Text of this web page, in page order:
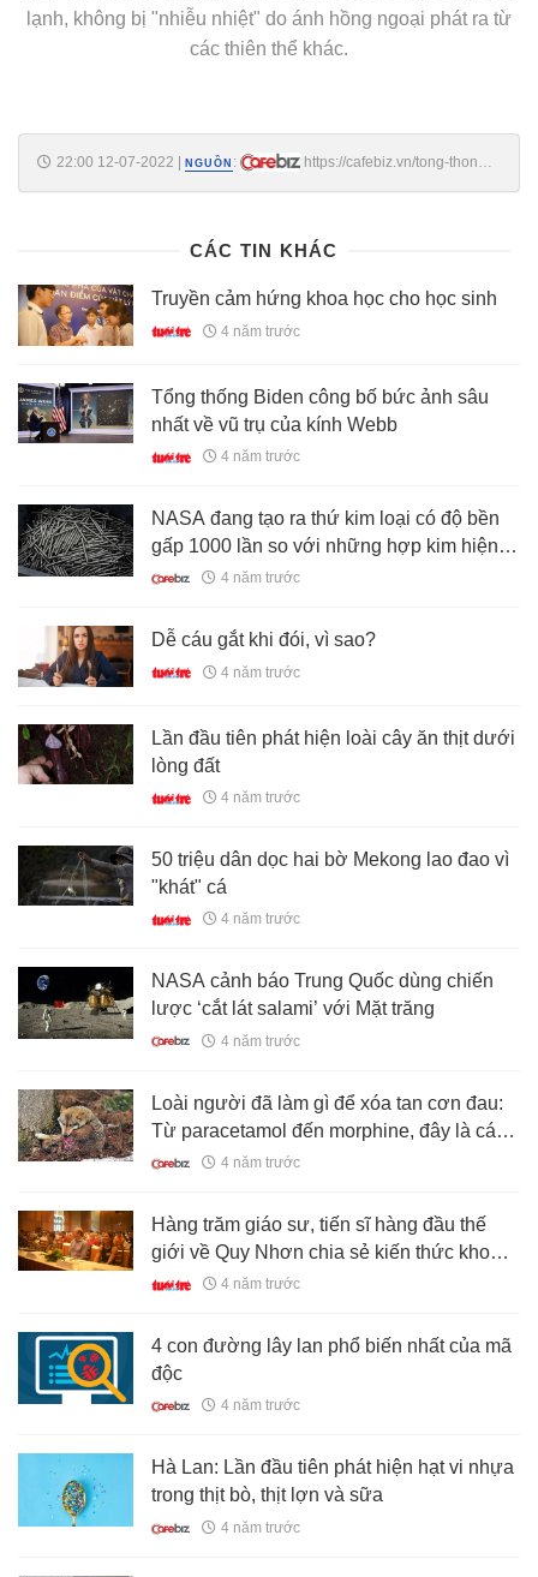
lạnh, không bị "nhiễu nhiệt" do ánh hồng ngoại phát ra từ
các thiên thể khác.
22:00 12-07-2022 | NGUỒN :
https://cafebiz.vn/tong-thong-
CÁC TIN KHÁC
Truyền cảm hứng khoa học cho học sinh
4 năm trước
Tổng thống Biden công bố bức ảnh sâu
nhất về vũ trụ của kính Webb
4 năm trước
NASA đang tạo ra thứ kim loại có độ bền
gấp 1000 lần so với những hợp kim hiện
đang được sử dụng trong tàu vũ trụ!
4 năm trước
Dễ cáu gắt khi đói, vì sao?
4 năm trước
Lần đầu tiên phát hiện loài cây ăn thịt dưới
lòng đất
4 năm trước
50 triệu dân dọc hai bờ Mekong lao đao vì
"khát" cá
4 năm trước
NASA cảnh báo Trung Quốc dùng chiến
lược ‘cắt lát salami’ với Mặt trăng
4 năm trước
Loài người đã làm gì để xóa tan cơn đau:
Từ paracetamol đến morphine, đây là cách
các loại thuốc giảm đau hoạt động
4 năm trước
Hàng trăm giáo sư, tiến sĩ hàng đầu thế
giới về Quy Nhơn chia sẻ kiến thức khoa
học với giới trẻ
4 năm trước
4 con đường lây lan phổ biến nhất của mã
độc
4 năm trước
Hà Lan: Lần đầu tiên phát hiện hạt vi nhựa
trong thịt bò, thịt lợn và sữa
4 năm trước